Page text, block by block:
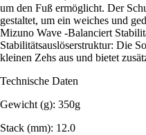
um den Fuß ermöglicht. Der
gestaltet, um ein weiches und
Mizuno Wave -Balanciert
Stabilitätsauslöserstruktur: Die
kleinen Zehs aus und bietet
Technische Daten
Gewicht (g): 350g
Stack (mm): 12.0